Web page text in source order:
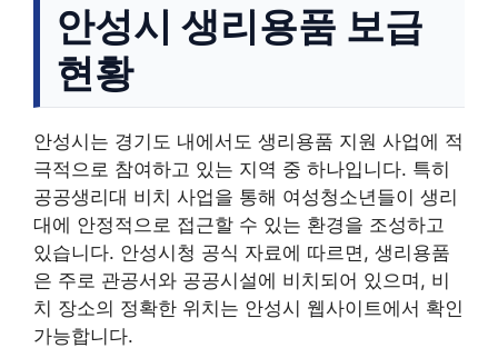
안성시 생리용품 보급
현황
안성시는 경기도 내에서도 생리용품 지원 사업에 적
극적으로 참여하고 있는 지역 중 하나입니다. 특히
공공생리대 비치 사업을 통해 여성청소년들이 생리
대에 안정적으로 접근할 수 있는 환경을 조성하고
있습니다. 안성시청 공식 자료에 따르면, 생리용품
은 주로 관공서와 공공시설에 비치되어 있으며, 비
치 장소의 정확한 위치는 안성시 웹사이트에서 확인
가능합니다.